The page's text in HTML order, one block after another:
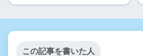
この記事を書いた人